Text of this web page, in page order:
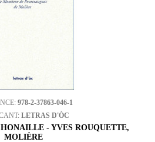
978-2-37863-046-1
LETRAS D'ÒC
- YVES ROUQUETTE,
MOLIÈRE